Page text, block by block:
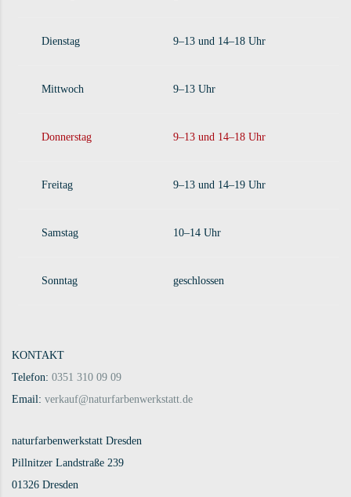
Dienstag 9–13 und 14–18 Uhr
Mittwoch 9–13 Uhr
Donnerstag 9–13 und 14–18 Uhr
Freitag 9–13 und 14–19 Uhr
Samstag 10–14 Uhr
Sonntag geschlossen
KONTAKT
Telefon: 0351 310 09 09
Email: verkauf@naturfarbenwerkstatt.de
naturfarbenwerkstatt Dresden
Pillnitzer Landstraße 239
01326 Dresden